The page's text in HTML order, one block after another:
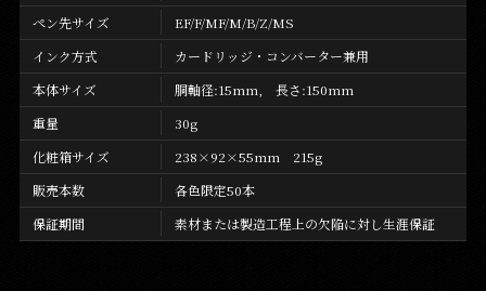
ペン先サイズ
EF/F/MF/M/B/Z/MS
インク方式
カードリッジ・コンバーター兼用
本体サイズ
胴軸径:15mm, 長さ:150mm
重量
30g
化粧箱サイズ
238×92×55mm 215g
販売本数
各色限定50本
保証期間
素材または製造工程上の欠陥に対し生涯保証